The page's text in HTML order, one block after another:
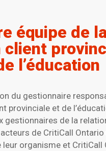
équipe de
client
l’éducation
du gestionnaire
provinciale et de
gestionnaires de la
de CritiCall Ontario
organisme et CritiCall